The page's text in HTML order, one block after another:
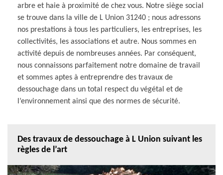
arbre et haie à proximité de chez vous. Notre siège social
se trouve dans la ville de L Union 31240 ; nous adressons
nos prestations à tous les particuliers, les entreprises, les
collectivités, les associations et autre. Nous sommes en
activité depuis de nombreuses années. Par conséquent,
nous connaissons parfaitement notre domaine de travail
et sommes aptes à entreprendre des travaux de
dessouchage dans un total respect du végétal et de
l’environnement ainsi que des normes de sécurité.
Des travaux de dessouchage à L Union suivant les
règles de l’art